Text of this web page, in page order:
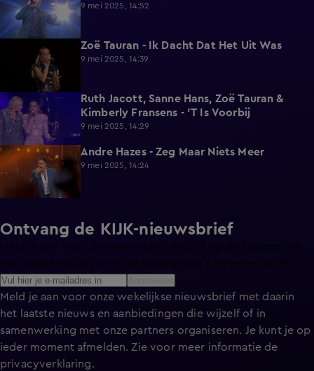
9 mei 2025, 14:52
Zoë Tauran - Ik Dacht Dat Het Uit Was
9 mei 2025, 14:39
0:56
Ruth Jacott, Sanne Hans, Zoë Tauran &
Kimberly Fransens - 'T Is Voorbij
9 mei 2025, 14:29
0:36 Andre Hazes - Zeg Maar Niets Meer
9 mei 2025, 14:24
Ontvang de KIJK-nieuwsbrief
Meld je aan voor de nieuwsbrief en blijf op de hoogte van
het laatste nieuws over de programma’s en series op KIJK.
Meld je aan voor onze wekelijkse nieuwsbrief met daarin
het laatste nieuws en aanbiedingen die wijzelf of in
samenwerking met onze partners organiseren. Je kunt je op
ieder moment afmelden. Zie voor meer informatie de
privacyverklaring.